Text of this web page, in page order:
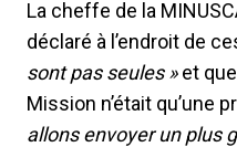
La cheffe de la
déclaré à l’endroit de
sont pas seules »et que
Mission n’était qu’une
allons envoyer un plus